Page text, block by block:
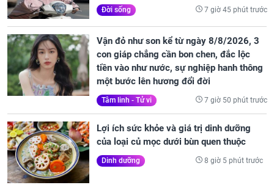
Đời sống 7 giờ 45 phút trước
Vận đỏ như son kể từ ngày 8/8/2026, 3
con giáp chẳng cần bon chen, đắc lộc
tiền vào như nước, sự nghiệp hanh thông
một bước lên hương đổi đời
Tâm linh - Tử vi 7 giờ 50 phút trước
Lợi ích sức khỏe và giá trị dinh dưỡng
của loại củ mọc dưới bùn quen thuộc
Dinh dưỡng 8 giờ 5 phút trước